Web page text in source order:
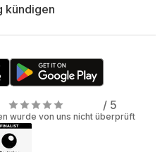
kündigen
/ 5
wurde von uns nicht überprüft